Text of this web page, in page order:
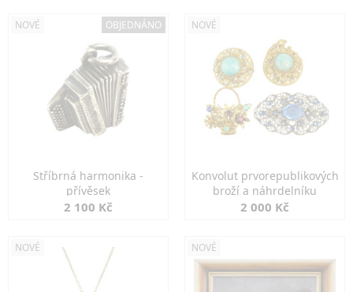
NOVÉ OBJEDNÁNO
Stříbrná harmonika -
přívěsek
2 100 Kč
NOVÉ
Konvolut prvorepublikových
broží a náhrdelníku
2 000 Kč
NOVÉ NOVÉ